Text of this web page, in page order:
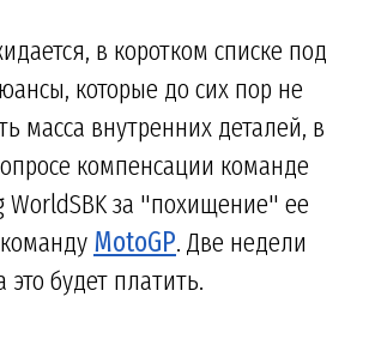
в коротком списке под
которые до сих пор не
масса внутренних деталей, в
компенсации команде
WorldSBK за "похищение" ее
MotoGP. Две недели
это будет платить.